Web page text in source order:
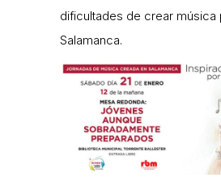
dificultades de crear música
Salamanca.